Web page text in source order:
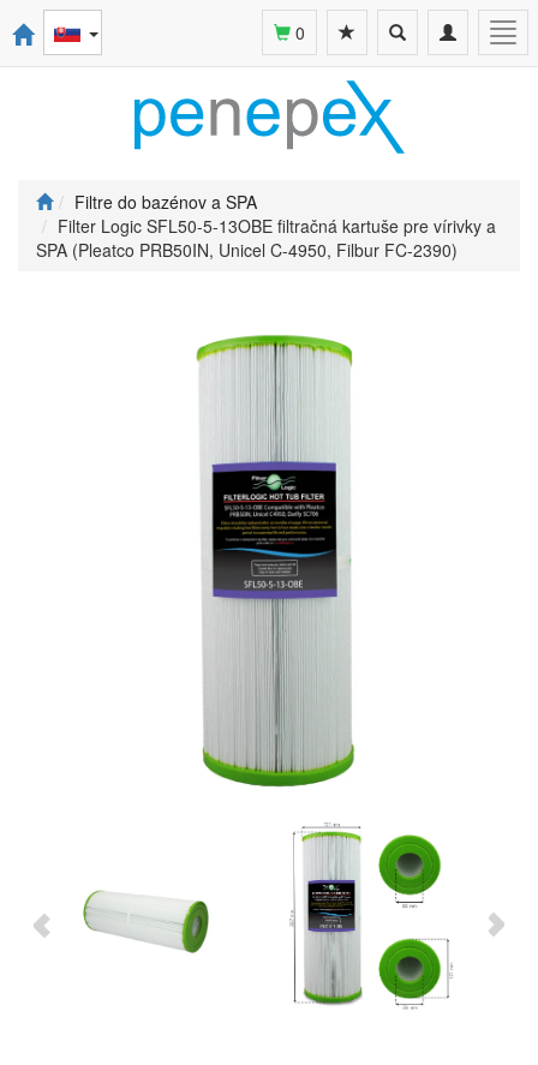
Toggle
navigation
Toggle
search
0
Filtre do bazénov a SPA
Filter Logic SFL50-5-13OBE filtračná kartuše pre vírivky a
SPA (Pleatco PRB50IN, Unicel C-4950, Filbur FC-2390)